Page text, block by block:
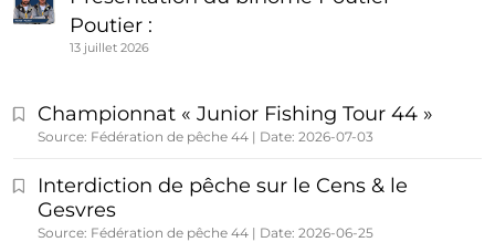
Poutier :
13 juillet 2026
Championnat « Junior Fishing Tour 44 »
Source: Fédération de pêche 44 Date: 2026-07-03
Interdiction de pêche sur le Cens & le
Gesvres
Source: Fédération de pêche 44 Date: 2026-06-25